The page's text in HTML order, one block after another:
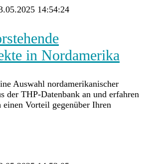
14:54:24
in Nordamerika
Auswahl nordamerikanischer
der THP-Datenbank an und erfahren
Vorteil gegenüber Ihren